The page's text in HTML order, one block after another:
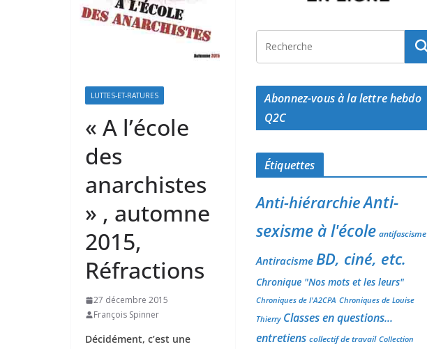
LUTTES-ET-RATURES
« A l’école
des
anarchistes
» , automne
2015,
Réfractions
27 décembre 2015
François Spinner
Décidément, c’est une
Abonnez-vous à la lettre hebdo
Q2C
Étiquettes
Anti-hiérarchieAnti-
sexisme à l'école antifascisme
Antiracisme BD, ciné, etc.
Chronique "Nos mots et les leurs"
Chroniques de l'A2CPA Chroniques de Louise
Thierry Classes en questions...
entretiens collectif de travail Collection